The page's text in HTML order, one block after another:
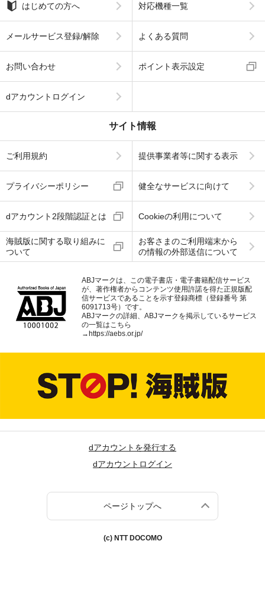
はじめての方へ 対応機種一覧
メールサービス登録/解除 よくある質問
お問い合わせ ポイント表示設定
dアカウントログイン
サイト情報
ご利用規約 提供事業者等に関する表示
プライバシーポリシー 健全なサービスに向けて
dアカウント2段階認証とは Cookieの利用について
海賊版に関する取り組みに
ついて
お客さまのご利用端末から
の情報の外部送信について
ABJマークは、この電子書店・電子書籍配信サービス
が、著作権者からコンテンツ使用許諾を得た正規版配
信サービスであることを示す登録商標（登録番号 第
6091713号）です。
ABJマークの詳細、ABJマークを掲示しているサービス
の一覧はこちら
→https://aebs.or.jp/
dアカウントを発行する
dアカウントログイン
ページトップへ
(c) NTT DOCOMO